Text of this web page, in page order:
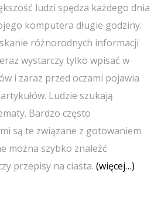
ludzi spędza każdego dnia
komputera długie godziny.
różnorodnych informacji
wystarczy tylko wpisać w
i zaraz przed oczami pojawia
Ludzie szukają
Bardzo często
są te związane z gotowaniem.
można szybko znaleźć
przepisy na ciasta.(więcej…)